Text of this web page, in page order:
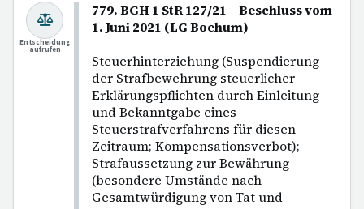
779. BGH 1 StR 127/21 – Beschluss vom
1. Juni 2021 (LG Bochum)
Steuerhinterziehung (Suspendierung
der Strafbewehrung steuerlicher
Erklärungspflichten durch Einleitung
und Bekanntgabe eines
Steuerstrafverfahrens für diesen
Zeitraum; Kompensationsverbot);
Strafaussetzung zur Bewährung
(besondere Umstände nach
Gesamtwürdigung von Tat und
Entscheidung
aufrufen